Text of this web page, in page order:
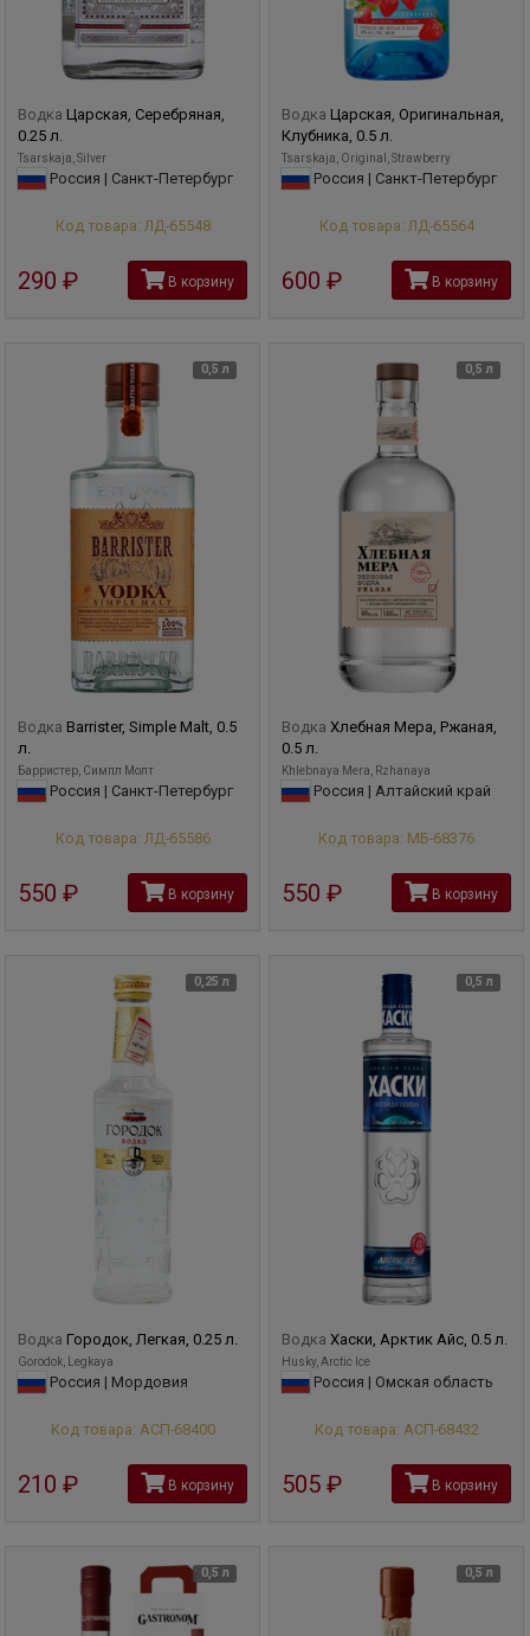
Водка Царская, Серебряная,
0.25 л.
Tsarskaja, Silver
Россия | Санкт-Петербург
Код товара: ЛД-65548
290 В корзину
Водка Царская, Оригинальная,
Клубника, 0.5 л.
Tsarskaja, Original, Strawberry
Россия | Санкт-Петербург
Код товара: ЛД-65564
600 В корзину
0,5 л
Водка Barrister, Simple Malt, 0.5
л.
Барристер, Симпл Молт
Россия | Санкт-Петербург
Код товара: ЛД-65586
550 В корзину
0,5 л
Водка Хлебная Мера, Ржаная,
0.5 л.
Khlebnaya Mera, Rzhanaya
Россия | Алтайский край
Код товара: МБ-68376
550 В корзину
0,25 л
Водка Городок, Легкая, 0.25 л.
Gorodok, Legkaya
Россия | Мордовия
Код товара: АСП-68400
210 В корзину
0,5 л
Водка Хаски, Арктик Айс, 0.5 л.
Husky, Arctic Ice
Россия | Омская область
Код товара: АСП-68432
505 В корзину
0,5 л 0,5 л